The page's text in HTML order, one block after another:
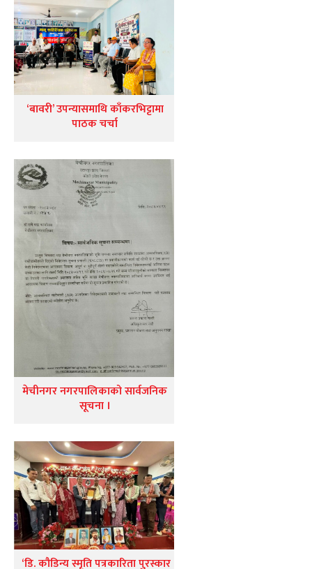
‘बावरी’ उपन्यासमाथि काँकरभिट्टामा
पाठक चर्चा
मेचीनगर नगरपालिकाको सार्वजनिक
सूचना ।
‘डि. कौडिन्य स्मृति पत्रकारिता पुरस्कार